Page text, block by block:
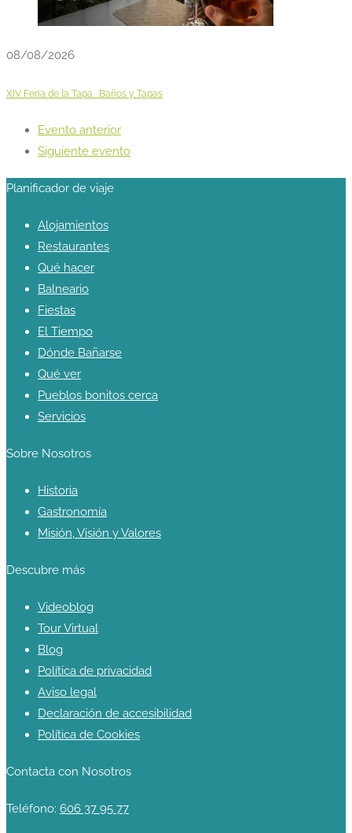
08/08/2026
XIV Feria de la Tapa · Baños y Tapas
Evento anterior
Siguiente evento
Planificador de viaje
Alojamientos
Restaurantes
Qué hacer
Balneario
Fiestas
El Tiempo
Dónde Bañarse
Qué ver
Pueblos bonitos cerca
Servicios
Sobre Nosotros
Historia
Gastronomía
Misión, Visión y Valores
Descubre más
Videoblog
Tour Virtual
Blog
Política de privacidad
Aviso legal
Declaración de accesibilidad
Política de Cookies
Contacta con Nosotros
Teléfono: 606 37 95 77